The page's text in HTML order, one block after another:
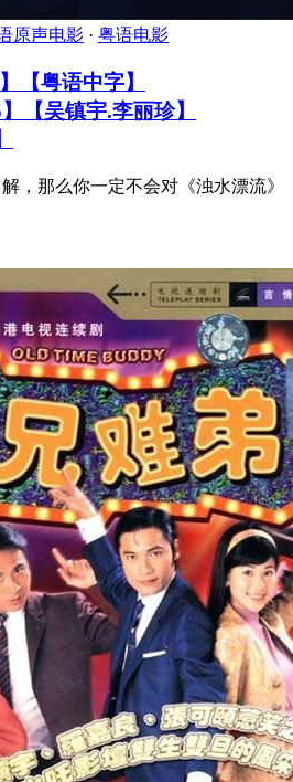
原声电影 · 粤语电影
【粤语中字】
【吴镇宇.李丽珍】
，那么你一定不会对《浊水漂流》